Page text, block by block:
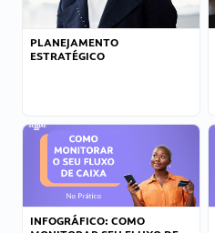
PLANEJAMENTO
ESTRATÉGICO
INFOGRÁFICO: COMO